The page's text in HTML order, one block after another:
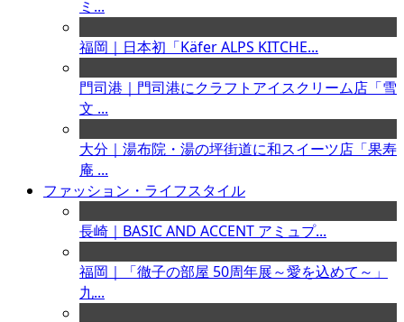
ミ...
福岡｜日本初「Käfer ALPS KITCHE...
門司港｜門司港にクラフトアイスクリーム店「雪
文 ...
大分｜湯布院・湯の坪街道に和スイーツ店「果寿
庵 ...
ファッション・ライフスタイル
長崎｜BASIC AND ACCENT アミュプ...
福岡｜「徹子の部屋 50周年展～愛を込めて～」
九...